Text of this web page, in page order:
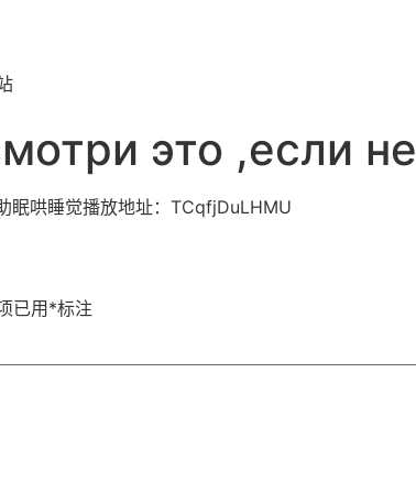
это ,если не
眠哄睡觉播放地址：TCqfjDuLHMU
已用 *标注